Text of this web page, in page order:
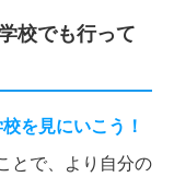
校でも行って
を見にいこう！
とで、より自分の